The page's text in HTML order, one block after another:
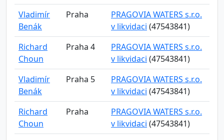
Vladimír
Benák
Praha
PRAGOVIA WATERS s.r.o.
v likvidaci (47543841)
Richard
Choun
Praha 4
PRAGOVIA WATERS s.r.o.
v likvidaci (47543841)
Vladimír
Benák
Praha 5
PRAGOVIA WATERS s.r.o.
v likvidaci (47543841)
Richard
Choun
Praha
PRAGOVIA WATERS s.r.o.
v likvidaci (47543841)